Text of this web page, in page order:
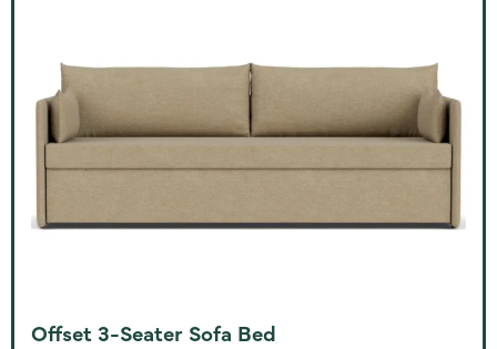
Offset 3-Seater Sofa Bed